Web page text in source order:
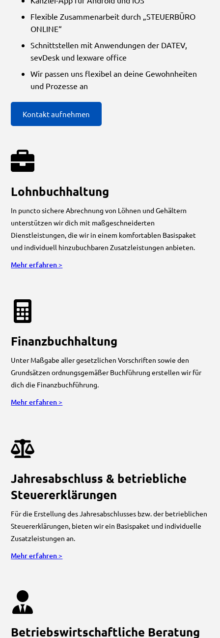
Flexible Zusammenarbeit durch „STEUERBÜRO
ONLINE“
Schnittstellen mit Anwendungen der DATEV,
sevDesk und lexware office
Wir passen uns flexibel an deine Gewohnheiten
und Prozesse an
Kontakt aufnehmen
Lohnbuchhaltung
In puncto sichere Abrechnung von Löhnen und Gehältern
unterstützen wir dich mit maßgeschneiderten
Dienstleistungen, die wir in einem komfortablen Basispaket
und individuell hinzubuchbaren Zusatzleistungen anbieten.
Mehr erfahren >
Finanzbuchhaltung
Unter Maßgabe aller gesetzlichen Vorschriften sowie den
Grundsätzen ordnungsgemäßer Buchführung erstellen wir für
dich die Finanzbuchführung.
Mehr erfahren >
Jahresabschluss & betriebliche
Steuererklärungen
Für die Erstellung des Jahresabschlusses bzw. der betrieblichen
Steuererklärungen, bieten wir ein Basispaket und individuelle
Zusatzleistungen an.
Mehr erfahren >
Betriebswirtschaftliche Beratung